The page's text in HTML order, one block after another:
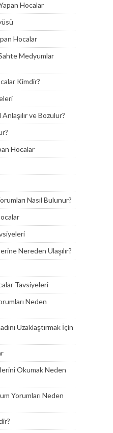
Hocalar
Hocalar
Medyumlar
Kimdir?
ve Bozulur?
Hocalar
Nasıl Bulunur?
Nereden Ulaşılır?
Tavsiyeleri
Neden
Uzaklaştırmak İçin
Okumak Neden
Yorumları Neden